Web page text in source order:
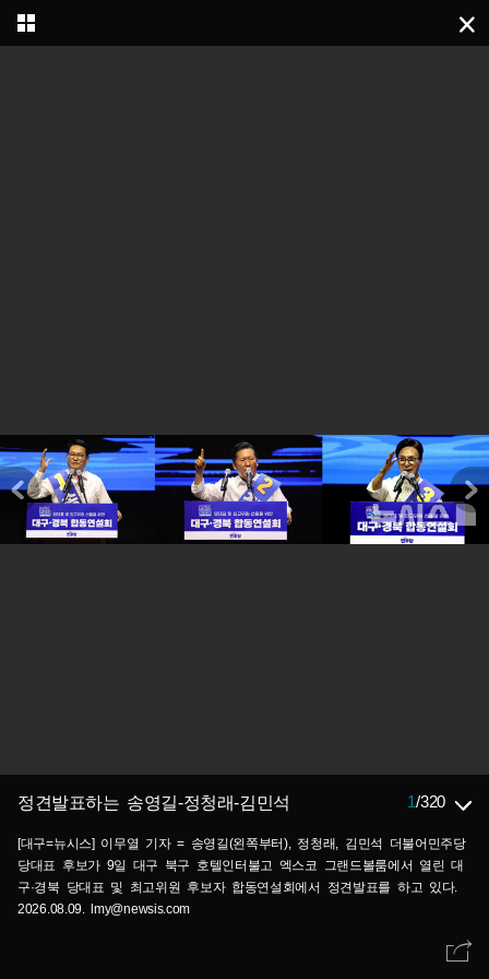
정견발표하는 송영길-정청래-김민석 1/320
[대구=뉴시스] 이무열 기자 = 송영길(왼쪽부터), 정청래, 김민석 더불어민주당
당대표 후보가 9일 대구 북구 호텔인터불고 엑스코 그랜드볼룸에서 열린 대
구·경북 당대표 및 최고위원 후보자 합동연설회에서 정견발표를 하고 있다.
2026.08.09. lmy@newsis.com